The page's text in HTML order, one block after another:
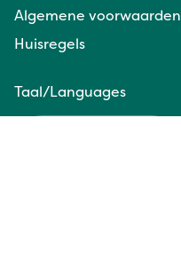
Algemene voorwaarden
Huisregels
Taal/Languages